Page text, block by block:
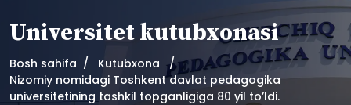
Universitet kutubxonasi
Bosh sahifa
Kutubxona
Nizomiy nomidagi Toshkent davlat pedagogika
universitetining tashkil topganligiga 80 yil toʼldi.